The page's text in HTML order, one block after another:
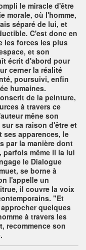
le miracle d'être
morale, où l'homme,
séparé de lui, et
C'est donc en
les forces les plus
et son
écrit d'abord pour
cerner la réalité
poursuivi, enfin
humaines.
de la peinture,
à travers ce
mêne son
sa raison d'être et
apparences, le
par la manière dont
parfois même il la lui
le Dialogue
se borne à
l'appelle un
il couvre la voix
"Et
quelques
à travers les
recommence son